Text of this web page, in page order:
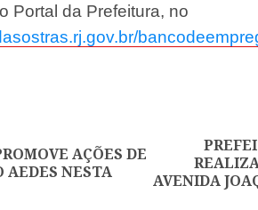
Portal da Prefeitura, no
Previous
post:
AÇÕES DE
AEDES NESTA
post:
AVENIDA